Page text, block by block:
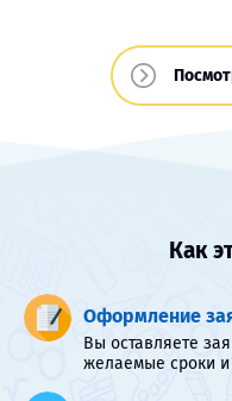
Как
Оформление
Вы оставляете
желаемые сроки